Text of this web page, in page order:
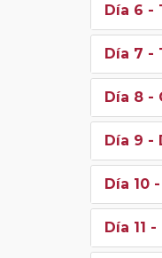
Día 6 -
Día 7 -
Día 8 -
Día 9 -
Día 10
Día 11 -